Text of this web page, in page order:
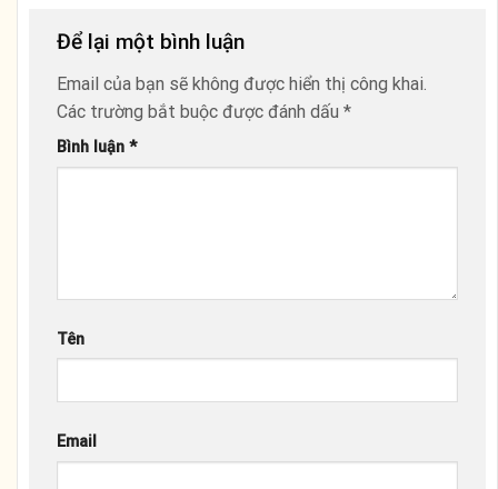
Để lại một bình luận
Email của bạn sẽ không được hiển thị công khai.
Các trường bắt buộc được đánh dấu *
Bình luận *
Tên
Email